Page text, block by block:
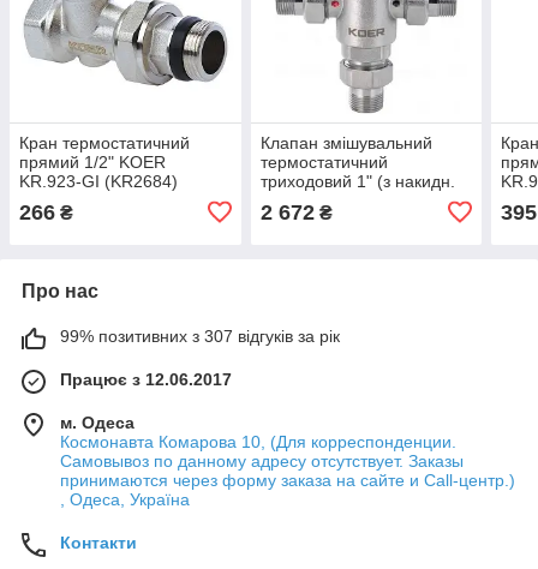
Кран термостатичний
прямий 1/2" KOER
KR.923-GI (KR2684)
266 ₴
Клапан змішувальний
термостатичний
триходовий 1" (з накидн.
гайками) KOER KR.1258
(KR2817)
2 672₴ 395
Про нас
99% позитивних з 307 відгуків за рік
Працює з 12.06.2017
м. Одеса
Космонавта Комарова 10, (Для корреспонденции.
Самовывоз по данному адресу отсутствует. Заказы
принимаются через форму заказа на сайте и Call-центр.)
, Одеса, Україна
Контакти